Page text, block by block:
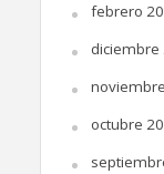
febrero
diciembre
octubre